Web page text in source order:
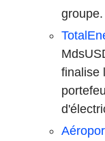
groupe.
finalise